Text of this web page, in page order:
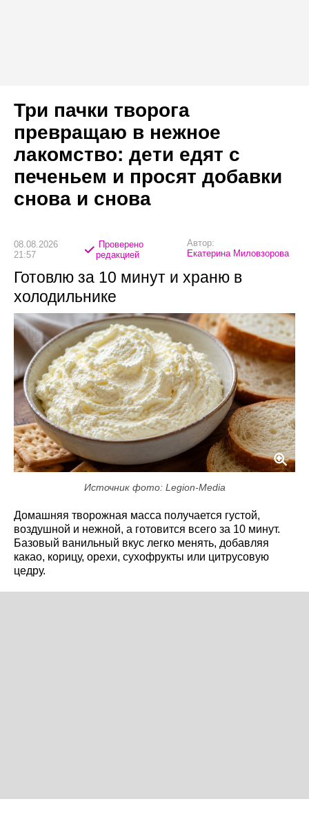
Три пачки творога
превращаю в нежное
лакомство: дети едят с
печеньем и просят добавки
снова и снова
08.08.2026
21:57
Проверено
редакцией
Автор:
Екатерина Миловзорова
Готовлю за 10 минут и храню в
холодильнике
Источник фото: Legion-Media
Домашняя творожная масса получается густой,
воздушной и нежной, а готовится всего за 10 минут.
Базовый ванильный вкус легко менять, добавляя
какао, корицу, орехи, сухофрукты или цитрусовую
цедру.